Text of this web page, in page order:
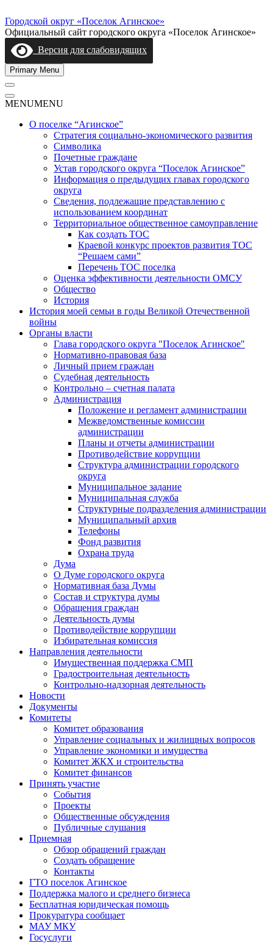
to
content
Городской округ «Поселок Агинское»
Официальный сайт городского округа «Поселок Агинское»
Версия для слабовидящих
Primary Menu
MENUMENU
О поселке “Агинское”
Стратегия социально-экономического развития
Символика
Почетные граждане
Устав городского округа “Поселок Агинское”
Информация о предыдущих главах городского
округа
Сведения, подлежащие представлению с
использованием координат
Территориальное общественное самоуправление
Как создать ТОС
Краевой конкурс проектов развития ТОС
“Решаем сами”
Перечень ТОС поселка
Оценка эффективности деятельности ОМСУ
Общество
История
История моей семьи в годы Великой Отечественной
войны
Органы власти
Глава городского округа "Поселок Агинское"
Нормативно-правовая база
Личный прием граждан
Судебная деятельность
Контрольно – счетная палата
Администрация
Положение и регламент администрации
Межведомственные комиссии
администрации
Планы и отчеты администрации
Противодействие коррупции
Структура администрации городского
округа
Муниципальное задание
Муниципальная служба
Структурные подразделения администрации
Муниципальный архив
Телефоны
Фонд развития
Охрана труда
Дума
О Думе городского округа
Нормативная база Думы
Состав и структура думы
Обращения граждан
Деятельность думы
Противодействие коррупции
Избирательная комиссия
Направления деятельности
Имущественная поддержка СМП
Градостроительная деятельность
Контрольно-надзорная деятельность
Новости
Документы
Комитеты
Комитет образования
Управление социальных и жилищных вопросов
Управление экономики и имущества
Комитет ЖКХ и строительства
Комитет финансов
Принять участие
События
Проекты
Общественные обсуждения
Публичные слушания
Приемная
Обзор обращений граждан
Создать обращение
Контакты
ГТО поселок Агинское
Поддержка малого и среднего бизнеса
Бесплатная юридическая помощь
Прокуратура сообщает
МАУ МКУ
Госуслуги